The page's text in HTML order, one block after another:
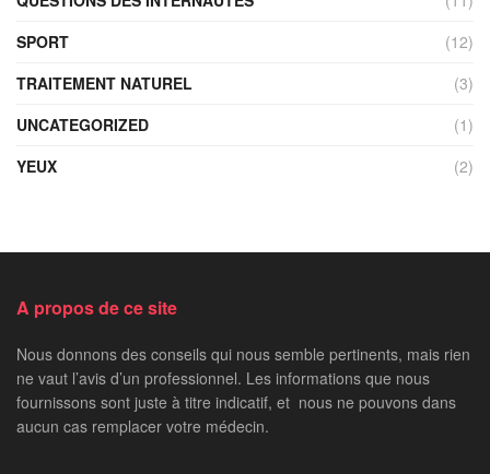
SPORT
(12)
TRAITEMENT NATUREL
(3)
UNCATEGORIZED
(1)
YEUX
(2)
A propos de ce site
Nous donnons des conseils qui nous semble pertinents, mais rien
ne vaut l’avis d’un professionnel. Les informations que nous
fournissons sont juste à titre indicatif, et nous ne pouvons dans
aucun cas remplacer votre médecin.